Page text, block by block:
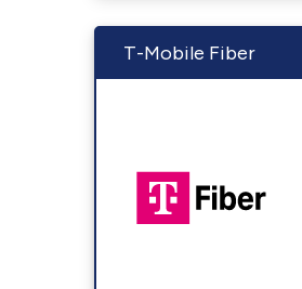
T-Mobile Fiber